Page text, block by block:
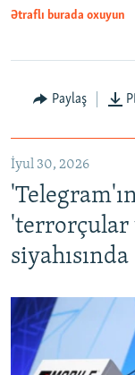
Ətraflı burada oxuyun
Paylaş
İyul 30, 2026
'terrorçular
siyahısında